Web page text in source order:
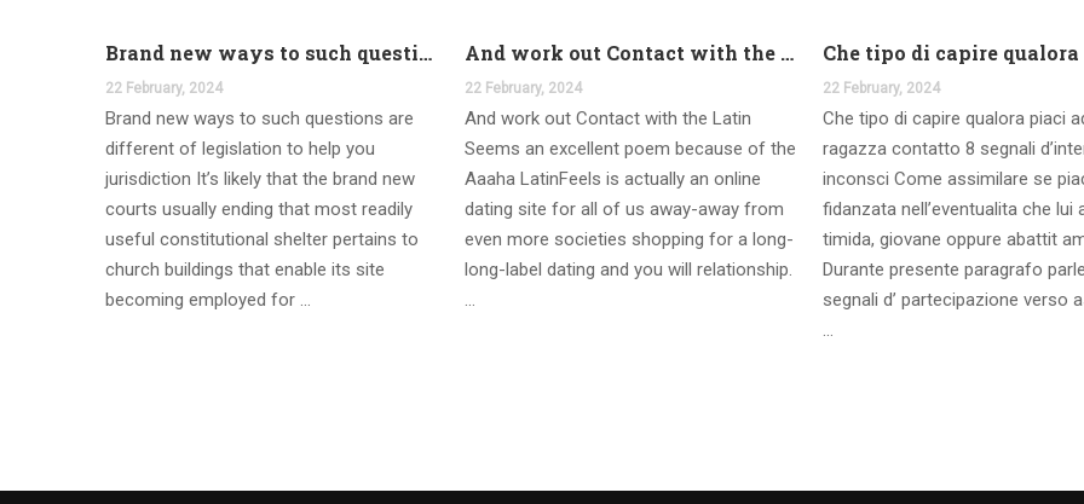
Brand new ways to such questions are different of legislation to help you jurisdiction
22 February, 2024
Brand new ways to such questions are
different of legislation to help you
jurisdiction It’s likely that the brand new
courts usually ending that most readily
useful constitutional shelter pertains to
church buildings that enable its site
becoming employed for …
And work out Contact with the Latin Seems
22 February, 2024
And work out Contact with the Latin
Seems an excellent poem because of the
Aaaha LatinFeels is actually an online
dating site for all of us away-away from
even more societies shopping for a long-
long-label dating and you will relationship.
…
22 February, 2024
Che tipo di capire qualora piaci
ragazza contatto 8 segnali
inconsci Come assimilare se
fidanzata nell’eventualita che lui
timida, giovane oppure abattit
Durante presente paragrafo
segnali d’ partecipazione verso
…